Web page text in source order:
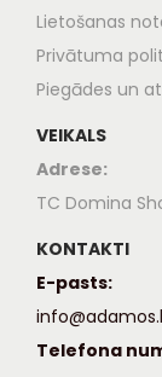
Lietošanas
Privātuma
Piegādes un
VEIKALS
Adrese:
TC Domina
KONTAKTI
E-pasts:
Telefona